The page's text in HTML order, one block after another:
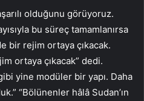
olduğunu görüyoruz.
bu süreç tamamlanırsa
bir rejim ortaya çıkacak.
ortaya çıkacak” dedi.
yine modüler bir yapı. Daha
“Bölünenler hâlâ Sudan’ın